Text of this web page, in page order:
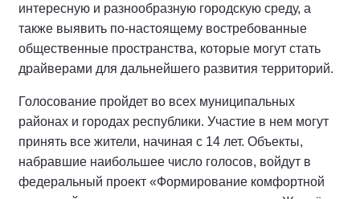
интересную и разнообразную городскую среду, а
также выявить по-настоящему востребованные
общественные пространства, которые могут стать
драйверами для дальнейшего развития территорий.
Голосование пройдет во всех муниципальных
районах и городах республики. Участие в нем могут
принять все жители, начиная с 14 лет. Объекты,
набравшие наибольшее число голосов, войдут в
федеральный проект «Формирование комфортной